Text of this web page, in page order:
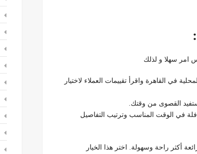
امر سهلا و لذلك
في القاهرة واقرأ تقييمات العملاء لاختيار
القصوى من وقتك.
في الوقت المناسب وترتيب التفاصيل
أكثر راحة وسهولة. اختر هذا الخيار